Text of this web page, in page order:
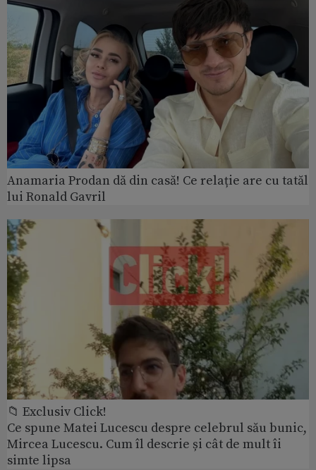
Anamaria Prodan dă din casă! Ce relație are cu tatăl
lui Ronald Gavril
📁 Exclusiv Click!
Ce spune Matei Lucescu despre celebrul său bunic,
Mircea Lucescu. Cum îl descrie și cât de mult îi
simte lipsa